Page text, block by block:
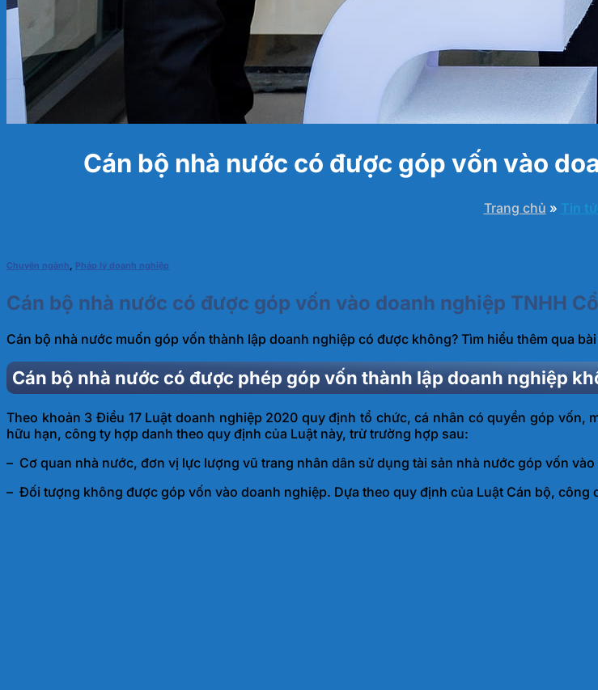
Cán bộ nhà nước có được góp vốn vào
Trang chủ » Tin
Chuyên ngành, Pháp lý doanh nghiệp
Cán bộ nhà nước có được góp vốn vào doanh nghiệp TNHH
Cán bộ nhà nước muốn góp vốn thành lập doanh nghiệp có được không? Tìm hiểu thêm qua
Cán bộ nhà nước có được phép góp vốn thành lập doanh nghiệp
Theo khoản 3 Điều 17 Luật doanh nghiệp 2020 quy định tổ chức, cá nhân có quyền góp
hữu hạn, công ty hợp danh theo quy định của Luật này, trừ trường hợp sau:
– Cơ quan nhà nước, đơn vị lực lượng vũ trang nhân dân sử dụng tài sản nhà nước góp vốn
– Đối tượng không được góp vốn vào doanh nghiệp. Dựa theo quy định của Luật Cán bộ,